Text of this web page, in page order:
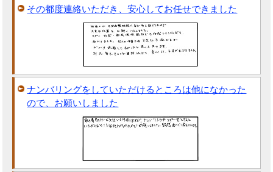
その都度連絡いただき、安心してお任せできました
ナンバリングをしていただけるところは他になかった
ので、お願いしました